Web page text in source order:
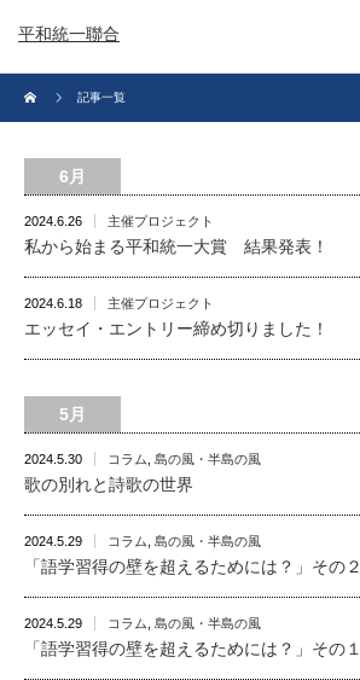
平和統一聯合
記事一覧
6月
2024.6.26 主催プロジェクト
私から始まる平和統一大賞 結果発表！
2024.6.18 主催プロジェクト
エッセイ・エントリー締め切りました！
5月
2024.5.30 コラム 島の風・半島の風
歌の別れと詩歌の世界
2024.5.29 コラム 島の風・半島の風
「語学習得の壁を超えるためには？」その２
2024.5.29 コラム 島の風・半島の風
「語学習得の壁を超えるためには？」その１